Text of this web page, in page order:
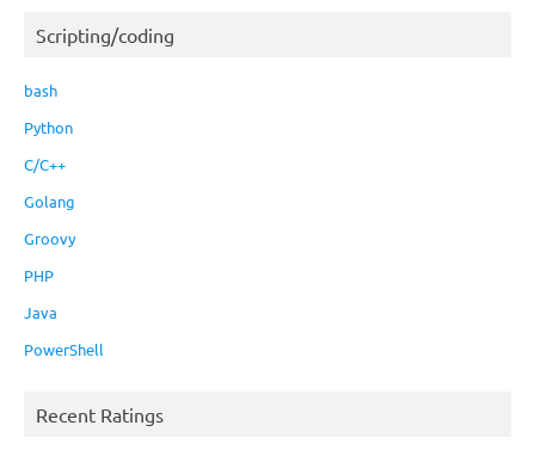
Scripting/coding
bash
Python
C/C++
Golang
Groovy
PHP
Java
PowerShell
Recent Ratings